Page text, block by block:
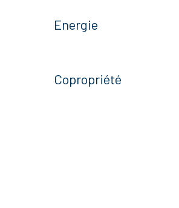
Energie
Copropriété